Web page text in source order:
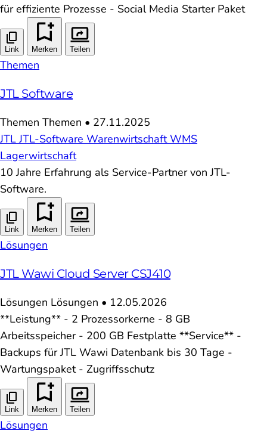
für effiziente Prozesse - Social Media Starter Paket
Link Merken Teilen
Themen
JTL Software
Themen Themen • 27.11.2025
JTLJTL-Software WarenwirtschaftWMS
Lagerwirtschaft
10 Jahre Erfahrung als Service-Partner von JTL-
Software.
Link Merken Teilen
Lösungen
JTL Wawi Cloud Server CSJ410
Lösungen Lösungen • 12.05.2026
**Leistung** - 2 Prozessorkerne - 8 GB
Arbeitsspeicher - 200 GB Festplatte **Service** -
Backups für JTL Wawi Datenbank bis 30 Tage -
Wartungspaket - Zugriffsschutz
Link Merken Teilen
Lösungen